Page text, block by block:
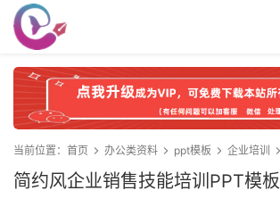
当前位置： 首页 办公类资料 ppt模板 企业培训
简约风企业销售技能培训PPT模板